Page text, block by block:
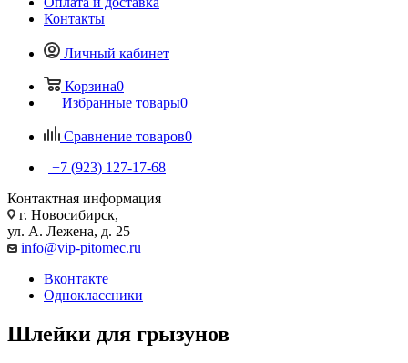
Контакты
Личный кабинет
Корзина0
Избранные товары0
Сравнение товаров0
+7 (923) 127-17-68
Контактная информация
г. Новосибирск,
ул. А. Лежена, д. 25
info@vip-pitomec.ru
Вконтакте
Одноклассники
Шлейки для грызунов